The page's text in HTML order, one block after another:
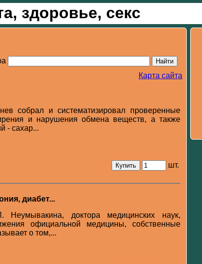
здоровье, секс
Карта сайта
собрал и систематизировал проверенные
и нарушения обмена веществ, а также
- сахар...
шт.
диабет...
Неумывакина, доктора медицинских наук,
официальной медицины, собственные
о том,...